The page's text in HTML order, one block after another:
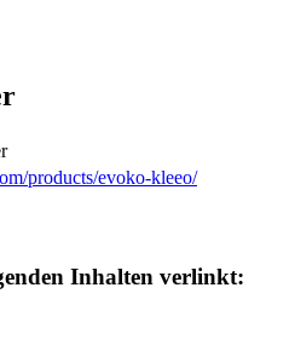
products/evoko-kleeo/
Inhalten verlinkt: